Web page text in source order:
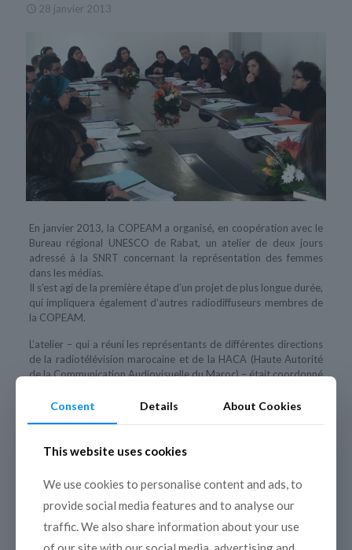
28 janvier 2013
En janvier 2013, la COPEAM a organisé, en coopération avec le
Bureau régional UNESCO de Rabat, un atelier de deux jours
adressé à la SNRT concernant la représentation des femmes
dans les médias.
Il s’est agi de la première étape d’un projet de plus longue durée,
qui impliquera également d’autres radiodiffuseurs membres de
la COPEAM.
L’atelier – qui a réuni les représentants de différentes directions
de la radiotélévision marocaine et de la HACA (Haute Autorité
de la Communication Audiovisuelle du Maroc) – était coordonné
l’adaptation, au sein de la SNRT, des « Indicateurs des Genres
l’application des Indicateurs sélectionnés et, en suite, pour
rapport à la parité entre les sexes, tant au niveau des politiques
internes que des contenus télé et radio produits et diffusés.
Cette action s’inscrit dans le projet « Promotion du rôle des
médias audiovisuels publics en tant que plateforme de libre
Consent Details About Cookies
This website uses cookies
We use cookies to personalise content and ads, to
provide social media features and to analyse our
traffic. We also share information about your use